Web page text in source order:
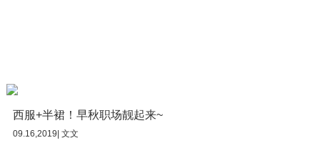
西服+半裙！早秋职场靓起来~
09.16,2019| 文文